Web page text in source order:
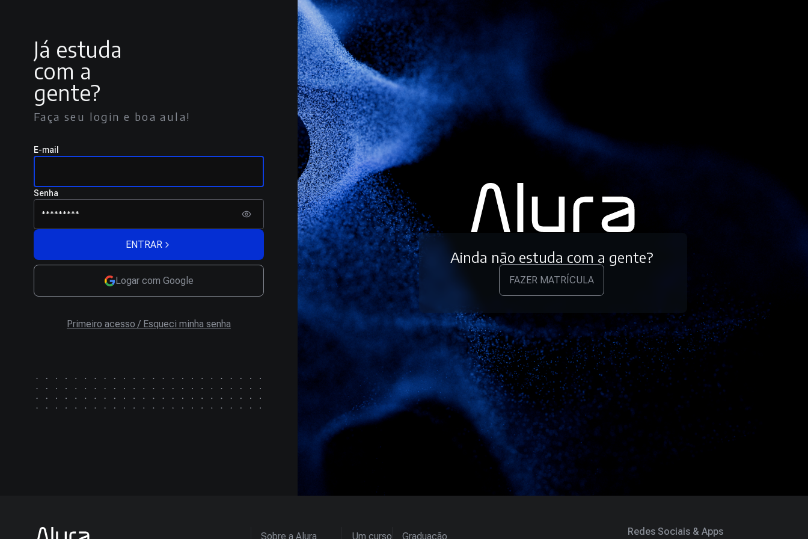
Já estuda
com a
gente?
Faça seu login e boa aula!
E-mail
Senha
ENTRAR
Logar com Google
Primeiro acesso / Esqueci minha senha
Ainda não estuda com a gente?
FAZER MATRÍCULA
Sobre a Alura Um curso Graduação Redes Sociais & Apps